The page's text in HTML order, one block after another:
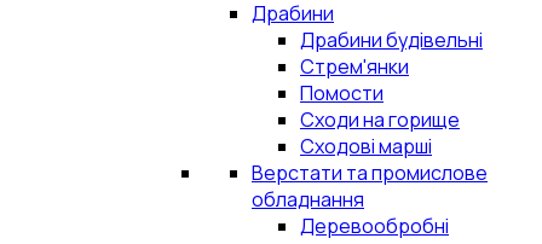
Драбини
Драбини будівельні
Стрем'янки
Помости
Сходи на горище
Сходові марші
Верстати та промислове
обладнання
Деревообробні